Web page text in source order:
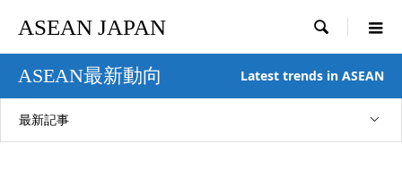
ASEAN JAPAN 
ASEAN最新動向 Latest trends in ASEAN
最新記事